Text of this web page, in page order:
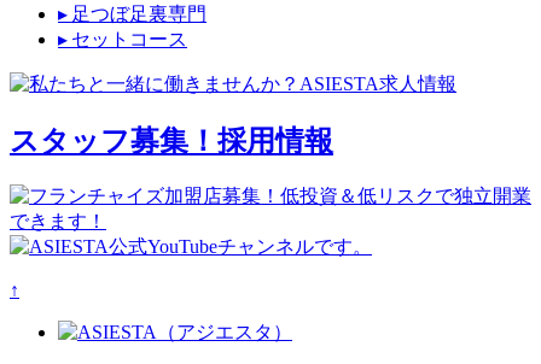
▸ 足つぼ足裏専門
▸ セットコース
スタッフ募集！ 採用情報
↑